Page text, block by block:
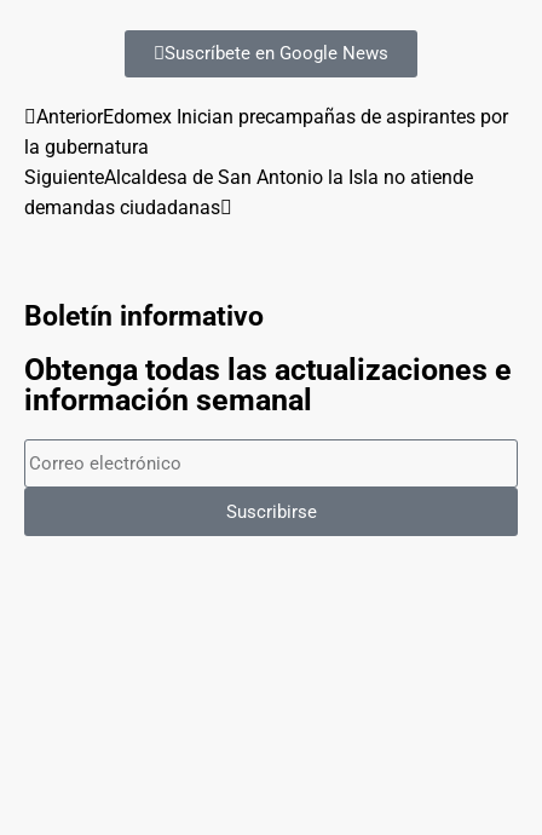
Suscríbete en Google News
AnteriorEdomex Inician precampañas de aspirantes por
la gubernatura
SiguienteAlcaldesa de San Antonio la Isla no atiende
demandas ciudadanas
Boletín informativo
Obtenga todas las actualizaciones e
información semanal
Suscribirse